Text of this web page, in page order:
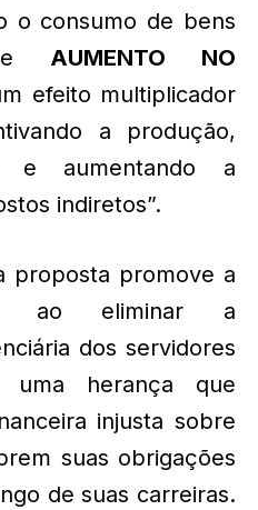
o consumo de bens
AUMENTO NO
efeito multiplicador
a produção,
e aumentando a
indiretos”.
proposta promove a
eliminar a
dos servidores
uma herança que
injusta sobre
suas obrigações
de suas carreiras.